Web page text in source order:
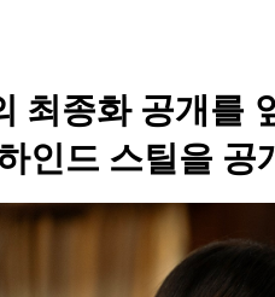
최종화 공개를
인드 스틸을 공